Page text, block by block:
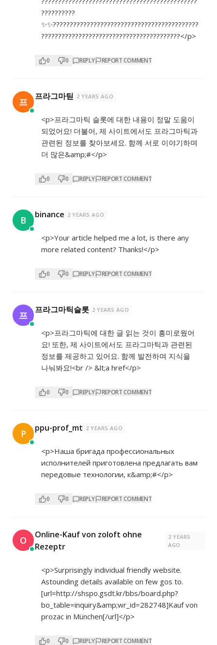
??????????
✨✨???????????????????????????????????????????
?????????????????????????????????????????</p>
0 0 REPLY REPORT COMMENT
프 프라그마틷 2 YEARS AGO
<p>프라그마틱 슬롯에 대한 내용이 정말 도움이
되었어요! 더불어, 제 사이트에서도 프라그마틱과
관련된 정보를 찾아보세요. 함께 서로 이야기하며
더 많은&amp;#</p>
0 0 REPLY REPORT COMMENT
B binance 2 YEARS AGO
<p>Your article helped me a lot, is there any
more related content? Thanks!</p>
0 0 REPLY REPORT COMMENT
프 프라그마틱슬롯 2 YEARS AGO
<p>프라그마틱에 대한 글 읽는 것이 흥미로웠어
요! 또한, 제 사이트에서도 프라그마틱과 관련된
정보를 제공하고 있어요. 함께 발전하며 지식을
나눠봐요!<br /> &lt;a href</p>
0 0 REPLY REPORT COMMENT
P ppu-prof_mt 2 YEARS AGO
<p>Наша бригада профессиональных
исполнителей приготовлена предлагать вам
передовые технологии, к&amp;#</p>
0 0 REPLY REPORT COMMENT
O
Online-Kauf von zoloft ohne
Rezeptr
2 YEARS
AGO
<p>Surprisingly individual friendly website.
Astounding details available on few gos to.
[url=http://shspo.gsdt.kr/bbs/board.php?
bo_table=inquiry&amp;wr_id=282748]Kaufvon
prozac in München[/url]</p>
0 0 REPLY REPORT COMMENT